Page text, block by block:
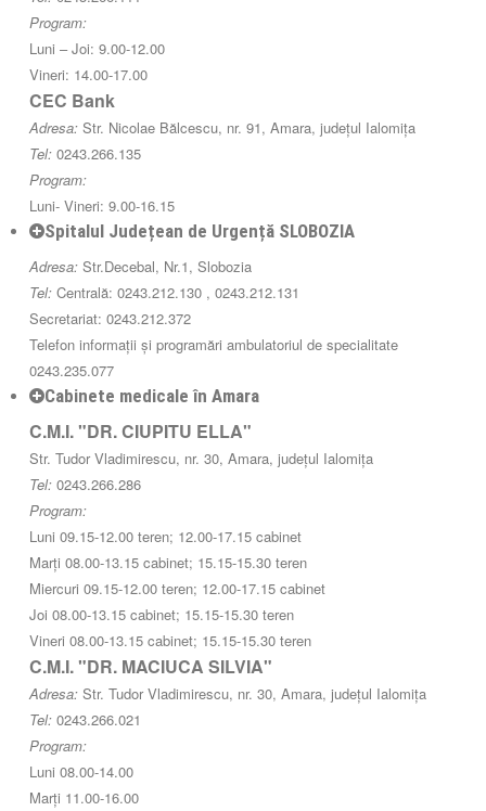
Program:
Luni – Joi: 9.00-12.00
Vineri: 14.00-17.00
CEC Bank
Adresa: Str. Nicolae Bălcescu, nr. 91, Amara, județul Ialomița
Tel: 0243.266.135
Program:
Luni- Vineri: 9.00-16.15
Spitalul Județean de Urgență SLOBOZIA
Adresa: Str.Decebal, Nr.1, Slobozia
Tel: Centrală: 0243.212.130 , 0243.212.131
Secretariat: 0243.212.372
Telefon informații și programări ambulatoriul de specialitate
0243.235.077
Cabinete medicale în Amara
C.M.I. "DR. CIUPITU ELLA"
Str. Tudor Vladimirescu, nr. 30, Amara, județul Ialomița
Tel: 0243.266.286
Program:
Luni 09.15-12.00 teren; 12.00-17.15 cabinet
Marți 08.00-13.15 cabinet; 15.15-15.30 teren
Miercuri 09.15-12.00 teren; 12.00-17.15 cabinet
Joi 08.00-13.15 cabinet; 15.15-15.30 teren
Vineri 08.00-13.15 cabinet; 15.15-15.30 teren
C.M.I. "DR. MACIUCA SILVIA"
Adresa: Str. Tudor Vladimirescu, nr. 30, Amara, județul Ialomița
Tel: 0243.266.021
Program:
Luni 08.00-14.00
Marți 11.00-16.00